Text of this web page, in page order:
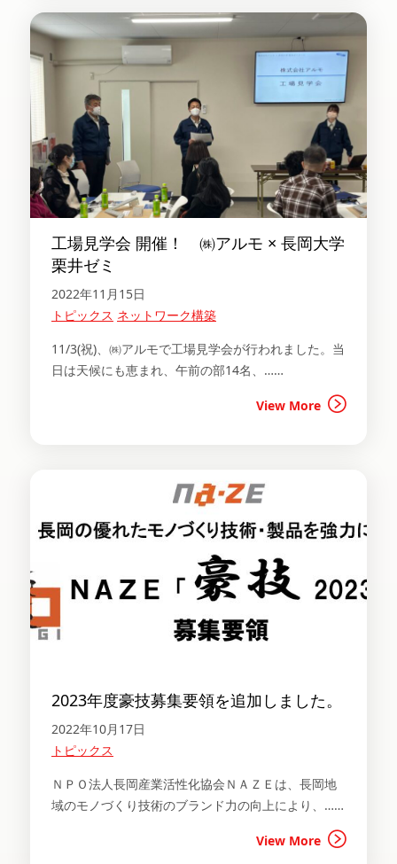
工場見学会 開催！ ㈱アルモ × 長岡大学
栗井ゼミ
2022年11月15日
トピックス ネットワーク構築
11/3(祝)、㈱アルモで工場見学会が行われました。当
日は天候にも恵まれ、午前の部14名、……
View More
2023年度豪技募集要領を追加しました。
2022年10月17日
トピックス
ＮＰＯ法人長岡産業活性化協会ＮＡＺＥは、長岡地
域のモノづくり技術のブランド力の向上により、……
View More